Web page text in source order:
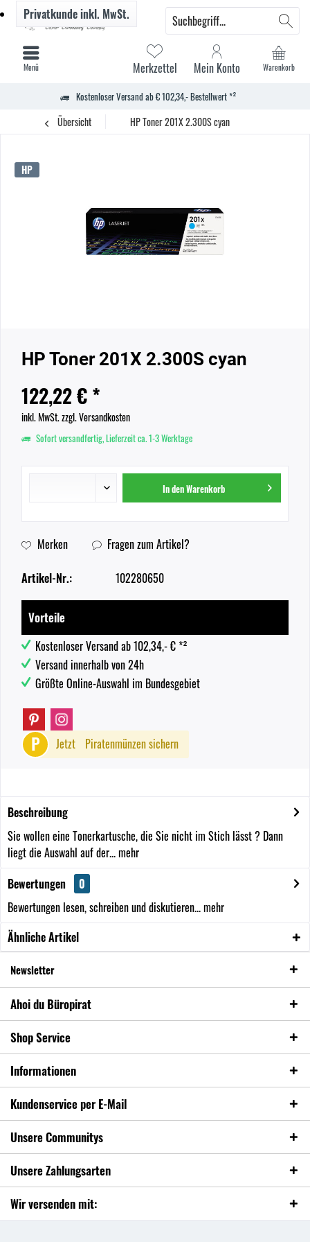
Kostenloser Versand ab € 102,34,- Bestellwert *²
Warenkorb
Merkzettel Mein Konto
Privatkundeinkl. MwSt.
Menü
Übersicht HP Toner 201X 2.300S cyan
HP
HP Toner 201X 2.300S cyan
122,22 € *
inkl. MwSt.zzgl. Versandkosten
Sofort versandfertig, Lieferzeit ca. 1-3 Werktage
In denWarenkorb
Merken Fragen zum Artikel?
Artikel-Nr.: 102280650
Vorteile
Kostenloser Versand ab 102,34,- € *²
Versand innerhalb von 24h
Größte Online-Auswahl im Bundesgebiet
P Jetzt Piratenmünzen sichern
Beschreibung
Sie wollen eine Tonerkartusche, die Sie nicht im Stich lässt ? Dann
liegt die Auswahl auf der...mehr
Bewertungen
0
Bewertungen lesen, schreiben und diskutieren...mehr
Ähnliche Artikel
Newsletter
Ahoi du Büropirat
Shop Service
Informationen
Kundenservice per E-Mail
Unsere Communitys
Unsere Zahlungsarten
Wir versenden mit: